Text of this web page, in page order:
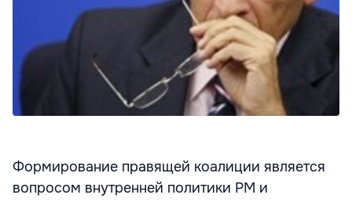
Формирование правящей коалиции является
вопросом внутренней политики РМ и